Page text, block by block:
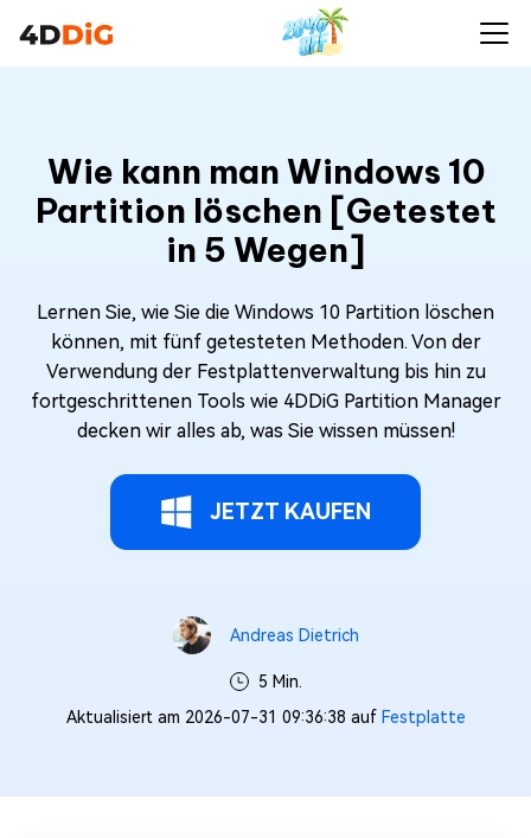
Wie kann man Windows 10
Partition löschen [Getestet
in 5 Wegen]
Lernen Sie, wie Sie die Windows 10 Partition löschen
können, mit fünf getesteten Methoden. Von der
Verwendung der Festplattenverwaltung bis hin zu
fortgeschrittenen Tools wie 4DDiG Partition Manager
decken wir alles ab, was Sie wissen müssen!
JETZT KAUFEN
Andreas Dietrich
5 Min.
Aktualisiert am 2026-07-31 09:36:38 auf Festplatte